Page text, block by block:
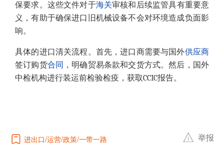
保要求。这些文件对于海关审核和后续监管具有重要意
义，有助于确保进口旧机械设备不会对环境造成负面影
响。
具体的进口清关流程。首先，进口商需要与国外供应商
签订购货合同
，明确贸易条款和交货方式。然后，国外
中检机构进行装运前检验检疫，获取CCIC报告。
进出口 运营 政策 一带一路 举报